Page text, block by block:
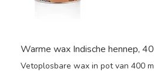
Warme wax Indische hennep,
Vetoplosbare wax in pot van 400